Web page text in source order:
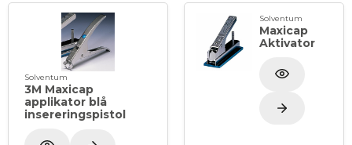
Solventum
3M Maxicap
applikator blå
insereringspistol
Solventum
Maxicap
Aktivator